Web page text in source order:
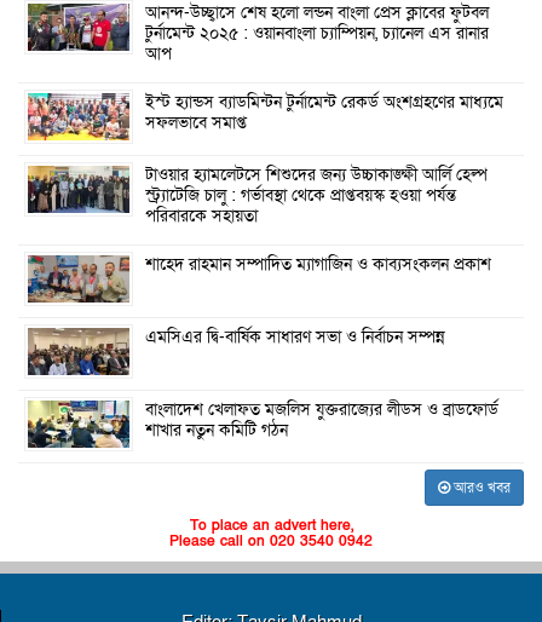
আনন্দ-উচ্ছ্বাসে শেষ হলো লন্ডন বাংলা প্রেস ক্লাবের ফুটবল
টুর্নামেন্ট ২০২৫ : ওয়ানবাংলা চ্যাম্পিয়ন, চ্যানেল এস রানার
আপ
ইস্ট হ্যান্ডস ব্যাডমিন্টন টুর্নামেন্ট রেকর্ড অংশগ্রহণের মাধ্যমে
সফলভাবে সমাপ্ত
টাওয়ার হ্যামলেটসে শিশুদের জন্য উচ্চাকাঙ্ক্ষী আর্লি হেল্প
স্ট্র্যাটেজি চালু : গর্ভাবস্থা থেকে প্রাপ্তবয়স্ক হওয়া পর্যন্ত
পরিবারকে সহায়তা
শাহেদ রাহমান সম্পাদিত ম্যাগাজিন ও কাব্যসংকলন প্রকাশ
এমসিএর দ্বি-বার্ষিক সাধারণ সভা ও নির্বাচন সম্পন্ন
বাংলাদেশ খেলাফত মজলিস যুক্তরাজ্যের লীডস ও ব্রাডফোর্ড
শাখার নতুন কমিটি গঠন
আরও খবর
To place an advert here,
Please call on 020 3540 0942